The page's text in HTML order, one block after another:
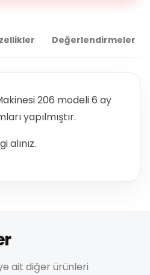
Değerlendirmeler
206 modeli 6 ay
yapılmıştır.
alınız.
ait diğer ürünleri